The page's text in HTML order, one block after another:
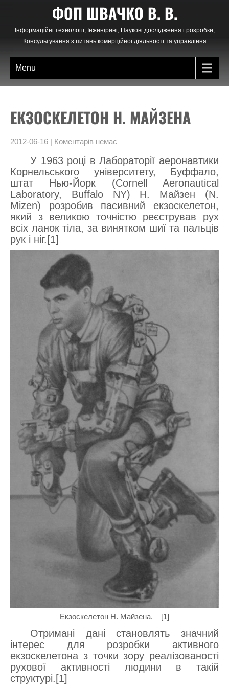
content
ФОП ШВАЧКО В. В.
Інформаційні технології, Інжиніринг, Наукові дослідження і розробки,
Консультування з питань комерційної діяльності та управління
Menu
ЕКЗОСКЕЛЕТОН Н. МАЙЗЕНА
2012-06-16 | Коментарів немає
У 1963 році в Лабораторії аеронавтики
Корнельського університету, Буффало,
штат Нью-Йорк (Cornell Aeronautical
Laboratory, Buffalo NY) Н. Майзен (N.
Mizen) розробив пасивний екзоскелетон,
який з великою точністю реєстрував рух
всіх ланок тіла, за винятком шиї та пальців
рук і ніг.[1]
Екзоскелетон Н. Майзена. [1]
Отримані дані становлять значний
інтерес для розробки активного
екзоскелетона з точки зору реалізованості
рухової активності людини в такій
структурі.[1]